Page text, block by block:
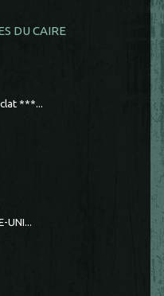
DU CAIRE
***...
UNI...